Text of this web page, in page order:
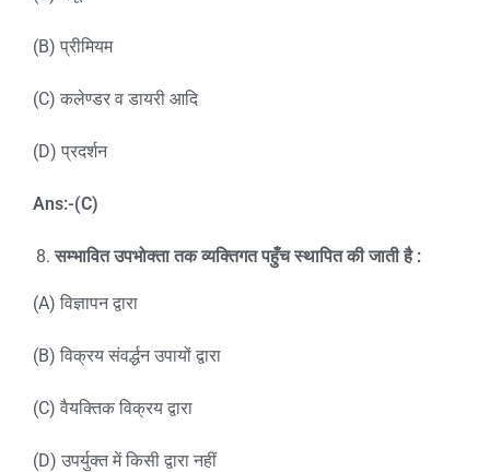
(B) प्रीमियम
(C) कलेण्डर व डायरी आदि
(D) प्रदर्शन
Ans:-(C)
सम्भावित उपभोक्ता तक व्यक्तिगत पहुँच स्थापित की जाती है :
(A) विज्ञापन द्वारा
(B) विक्रय संवर्द्धन उपायों द्वारा
(C) वैयक्तिक विक्रय द्वारा
(D) उपर्युक्त में किसी द्वारा नहीं